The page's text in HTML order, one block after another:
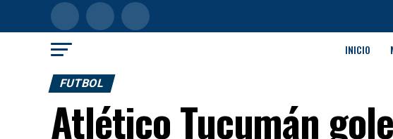
INICIO
FUTBOL
Atlético Tucumán